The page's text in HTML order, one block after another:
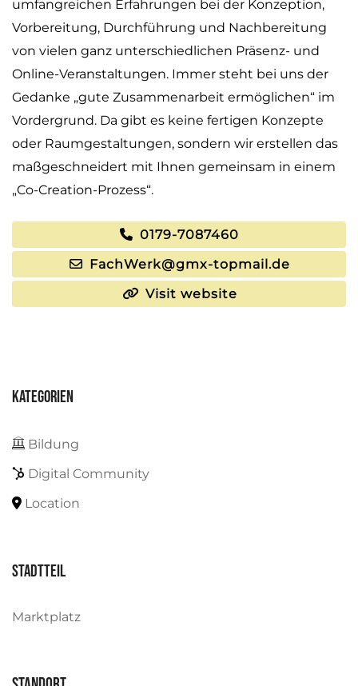
umfangreichen Erfahrungen bei der Konzeption,
Vorbereitung, Durchführung und Nachbereitung
von vielen ganz unterschiedlichen Präsenz- und
Online-Veranstaltungen. Immer steht bei uns der
Gedanke „gute Zusammenarbeit ermöglichen“ im
Vordergrund. Da gibt es keine fertigen Konzepte
oder Raumgestaltungen, sondern wir erstellen das
maßgeschneidert mit Ihnen gemeinsam in einem
„Co-Creation-Prozess“.
0179-7087460
FachWerk@gmx-topmail.de
Visit website
Kategorien
Bildung
Digital Community
Location
Stadtteil
Marktplatz